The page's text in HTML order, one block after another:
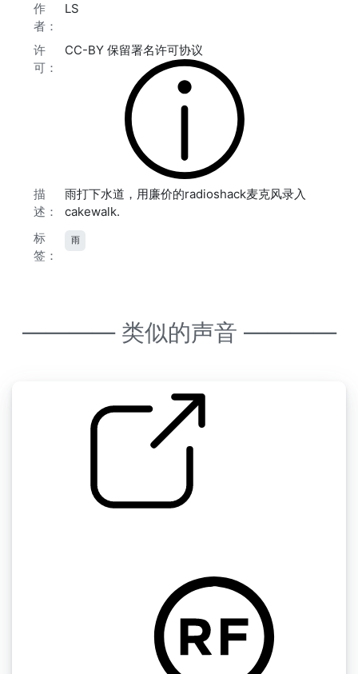
作
者：
LS
许
可：
CC-BY 保留署名许可协议
描
述：
雨打下水道，用廉价的radioshack麦克风录入
cakewalk.
标
签：
雨
———— 类似的声音 ————